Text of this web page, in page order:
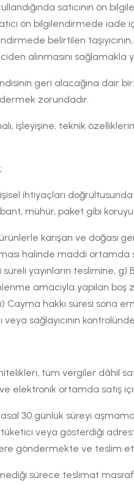
satıcının ön
ön bilgilendirmede iade
belirtilen
alınmasını sağlamakla
geri alacağına dair
zorundadır.
işleyişine, teknik
ihtiyaçları
mühür, paket gibi
karışan ve doğası
halinde maddi
süreli yayınların teslimine,
amacıyla yapılan
hakkı süresi sona
veya sağlayıcının
tüm vergiler dâhil
elektronik ortamda satış
30 günlük süreyi
veya gösterdiği
göndermekte ve teslim
sürece teslimat